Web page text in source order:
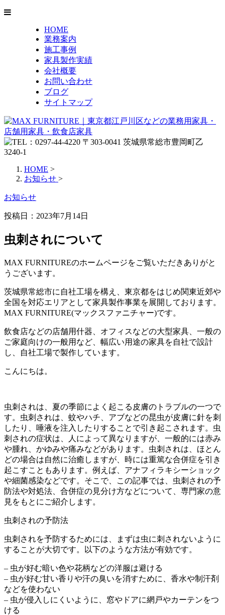
HOME
業務案内
施工事例
家具製作実績
会社概要
お問い合わせ
ブログ
サイトマップ
HOME >
お知らせ >
お知らせ
投稿日： 2023年7月14日
虫刺されについて
MAX FURNITUREのホームページをご覧いただきありがと
うございます。
茨城県常総市に自社工場を構え、東京都をはじめ関東近郊や
全国を対応エリアとして家具製作事業を展開しております。
MAX FURNITURE(マックスファニチャー)です。
飲食店などの店舗用什器、オフィスなどの大型家具、一般の
ご家庭向けの一般用など、幅広い用途の家具を自社で設計
し、自社工場で製作しています。
こんにちは。
虫刺されは、夏の季節によく起こる皮膚のトラブルの一つで
す。虫刺されは、蚊やハチ、アブなどの昆虫が皮膚に針を刺
したり、唾液を注入したりすることで引き起こされます。虫
刺されの症状は、人によって異なりますが、一般的には赤み
や腫れ、かゆみや痛みなどがあります。虫刺されは、ほとん
どの場合は自然に治癒しますが、時には重篤な合併症を引き
起こすこともあります。例えば、アナフィラキシーショック
や細菌感染などです。そこで、この記事では、虫刺されの予
防法や対処法、合併症の見分け方などについて、専門家の意
見をもとにご紹介します。
虫刺されの予防法
虫刺されを予防するためには、まずは虫に刺されないように
することが大切です。以下のような方法が有効です。
– 虫が好む暗い色や花柄などの洋服は避ける
– 虫が好む甘い香りや汗の臭いを消すために、香水や制汗剤
などを使わない
– 虫が侵入しにくいように、窓やドアに網戸やカーテンをつ
ける